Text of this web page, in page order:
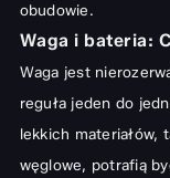
obudowie.
Waga i bateria:
Waga jest
reguła jeden do
lekkich materiałów,
węglowe, potrafią